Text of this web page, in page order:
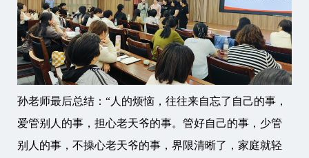
孙老师最后总结：“人的烦恼，往往来自忘了自己的事，
爱管别人的事，担心老天爷的事。管好自己的事，少管
别人的事，不操心老天爷的事，界限清晰了，家庭就轻